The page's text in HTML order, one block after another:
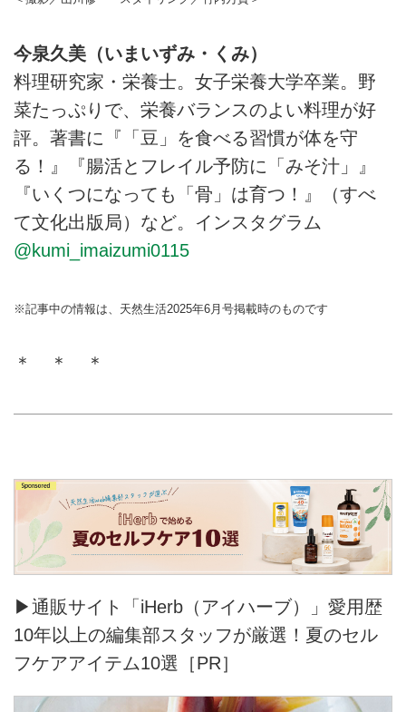
今泉久美（いまいずみ・くみ）
料理研究家・栄養士。女子栄養大学卒業。野
菜たっぷりで、栄養バランスのよい料理が好
評。著書に『「豆」を食べる習慣が体を守
る！』『腸活とフレイル予防に「みそ汁」』
『いくつになっても「骨」は育つ！』（すべ
て文化出版局）など。インスタグラム
@kumi_imaizumi0115
※記事中の情報は、天然生活2025年6月号掲載時のものです
＊ ＊ ＊
▶通販サイト「iHerb（アイハーブ）」愛用歴
10年以上の編集部スタッフが厳選！夏のセル
フケアアイテム10選［PR］